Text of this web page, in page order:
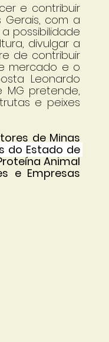
e contribuir
com a
possibilidade
divulgar a
de contribuir
mercado e o
Leonardo
MG pretende,
e peixes
de Minas
do Estado de
Animal
e Empresas